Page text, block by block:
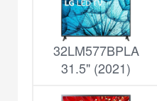
32LM577BPLA
31.5" (2021)